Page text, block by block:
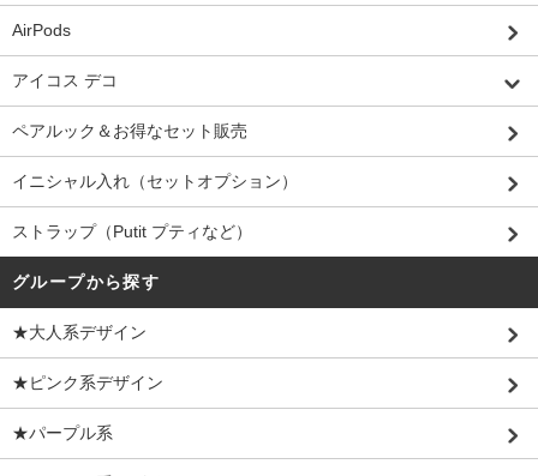
AirPods
アイコス デコ
ペアルック＆お得なセット販売
イニシャル入れ（セットオプション）
ストラップ（Putit プティなど）
グループから探す
★大人系デザイン
★ピンク系デザイン
★パープル系